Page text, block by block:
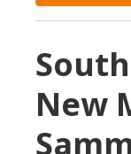
New